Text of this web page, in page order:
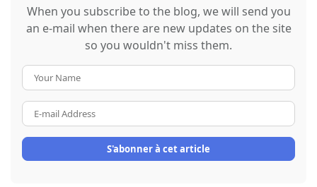
When you subscribe to the blog, we will send you
an e-mail when there are new updates on the site
so you wouldn't miss them.
Name
mail
Address
S'abonner à cet article